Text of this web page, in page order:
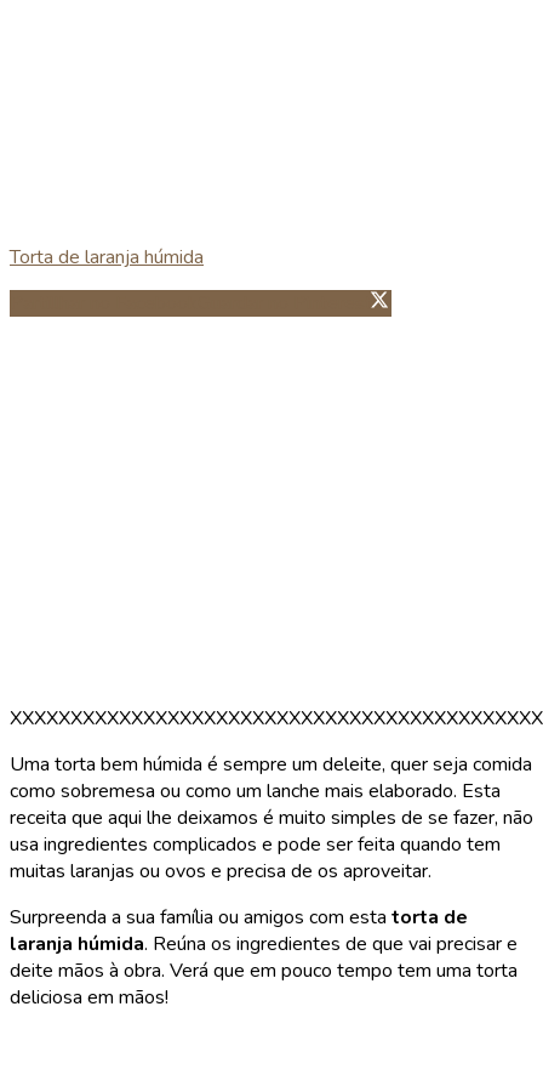
Torta de laranja húmida
Guardar no Pinterest
Uma torta bem húmida é sempre um deleite, quer seja comida
como sobremesa ou como um lanche mais elaborado. Esta
receita que aqui lhe deixamos é muito simples de se fazer, não
usa ingredientes complicados e pode ser feita quando tem
muitas laranjas ou ovos e precisa de os aproveitar.
Surpreenda a sua família ou amigos com esta torta de
laranja húmida. Reúna os ingredientes de que vai precisar e
deite mãos à obra. Verá que em pouco tempo tem uma torta
deliciosa em mãos!